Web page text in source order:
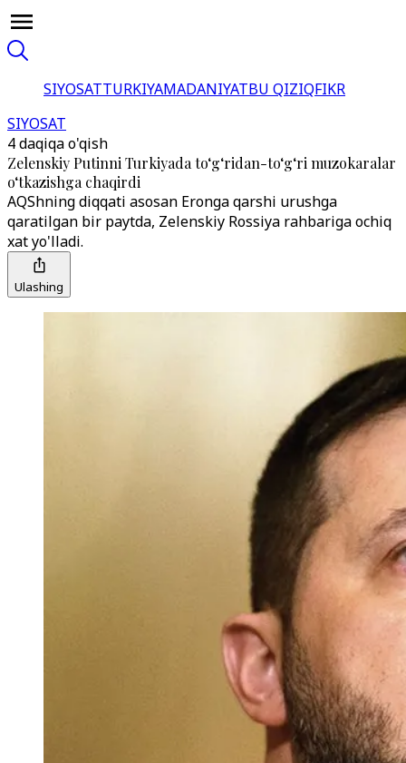
SIYOSATTURKIYAMADANIYATBU QIZIQFIKR
SIYOSAT
4 daqiqa o'qish
Zelenskiy Putinni Turkiyada to‘g‘ridan-to‘g‘ri muzokaralar
o‘tkazishga chaqirdi
AQShning diqqati asosan Eronga qarshi urushga
qaratilgan bir paytda, Zelenskiy Rossiya rahbariga ochiq
xat yo'lladi.
Ulashing